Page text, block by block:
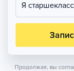
Я
Продолжая, вы